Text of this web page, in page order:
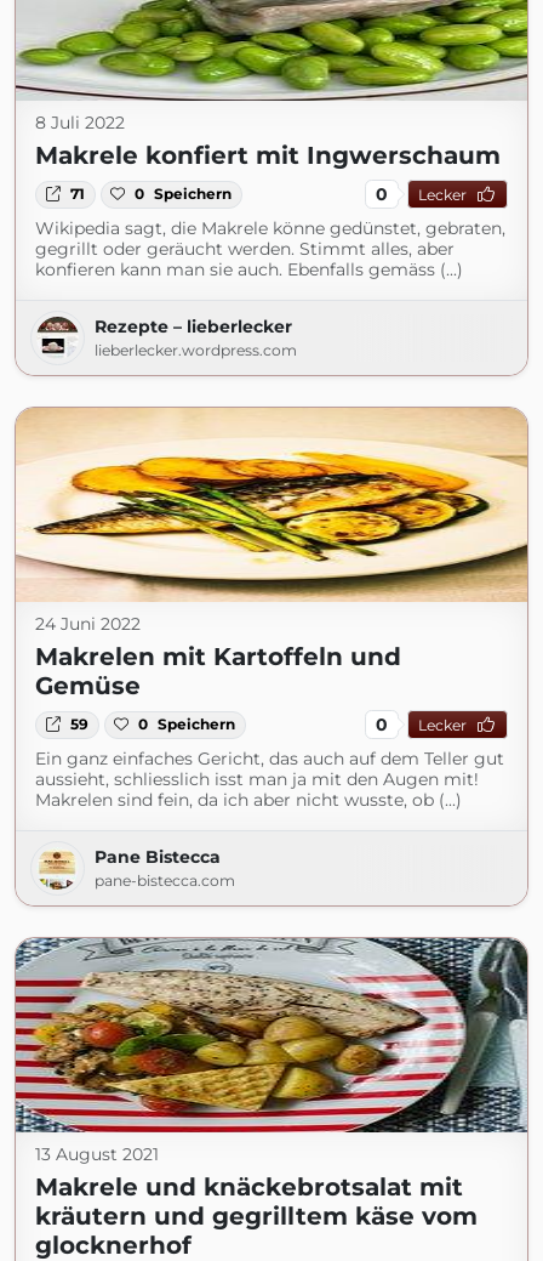
8 Juli 2022
Makrele konfiert mit Ingwerschaum
71 0 Speichern 0 Lecker
Wikipedia sagt, die Makrele könne gedünstet, gebraten,
gegrillt oder geräucht werden. Stimmt alles, aber
konfieren kann man sie auch. Ebenfalls gemäss (...)
Rezepte – lieberlecker
lieberlecker.wordpress.com
24 Juni 2022
Makrelen mit Kartoffeln und
Gemüse
59 0 Speichern 0 Lecker
Ein ganz einfaches Gericht, das auch auf dem Teller gut
aussieht, schliesslich isst man ja mit den Augen mit!
Makrelen sind fein, da ich aber nicht wusste, ob (...)
Pane Bistecca
pane-bistecca.com
13 August 2021
Makrele und knäckebrotsalat mit
kräutern und gegrilltem käse vom
glocknerhof